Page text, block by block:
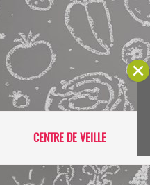
CENTRE DE VEILLE